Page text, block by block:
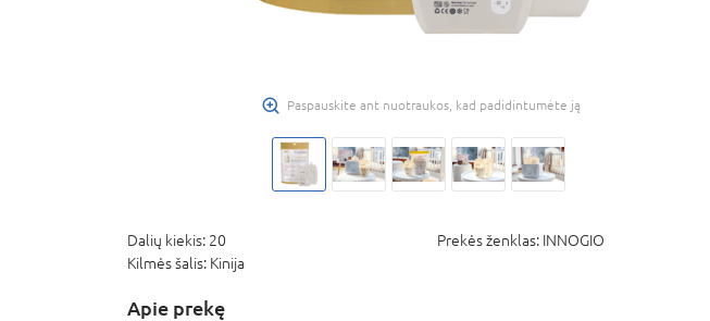
Paspauskite ant nuotraukos, kad padidintumėte ją
Dalių kiekis: 20 Prekės ženklas: INNOGIO
Kilmės šalis: Kinija
Apie prekę